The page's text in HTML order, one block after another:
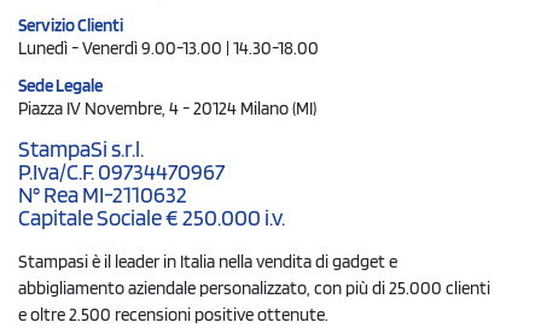
Servizio Clienti
Lunedì - Venerdì 9.00-13.00 | 14.30-18.00
Sede Legale
Piazza IV Novembre, 4 - 20124 Milano (MI)
StampaSi s.r.l.
P.Iva/C.F. 09734470967
N° Rea MI-2110632
Capitale Sociale € 250.000 i.v.
Stampasi è il leader in Italia nella vendita di gadget e
abbigliamento aziendale personalizzato, con più di 25.000 clienti
e oltre 2.500 recensioni positive ottenute.